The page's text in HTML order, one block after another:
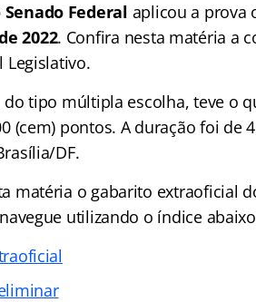
Federal aplicou a prova
2022. Confira nesta matéria a
Legislativo.
do tipo múltipla escolha, teve o
(cem) pontos. A duração foi de
DF.
matéria o gabarito extraoficial
utilizando o índice